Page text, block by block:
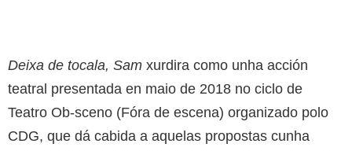
Deixa de tocala, Sam xurdira como unha acción
teatral presentada en maio de 2018 no ciclo de
Teatro Ob-sceno (Fóra de escena) organizado polo
CDG, que dá cabida a aquelas propostas cunha